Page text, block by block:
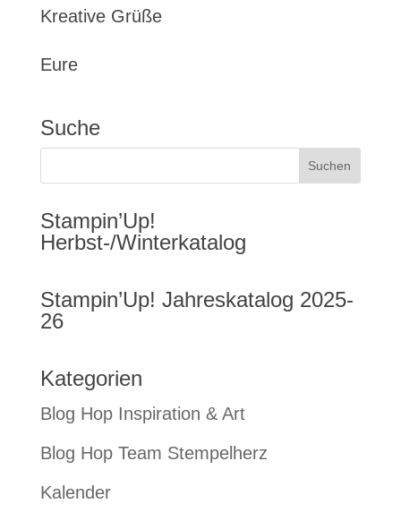
Kreative Grüße
Eure
Suche
Stampin’Up!
Herbst-/Winterkatalog
Stampin’Up! Jahreskatalog 2025-
26
Kategorien
Blog Hop Inspiration & Art
Blog Hop Team Stempelherz
Kalender